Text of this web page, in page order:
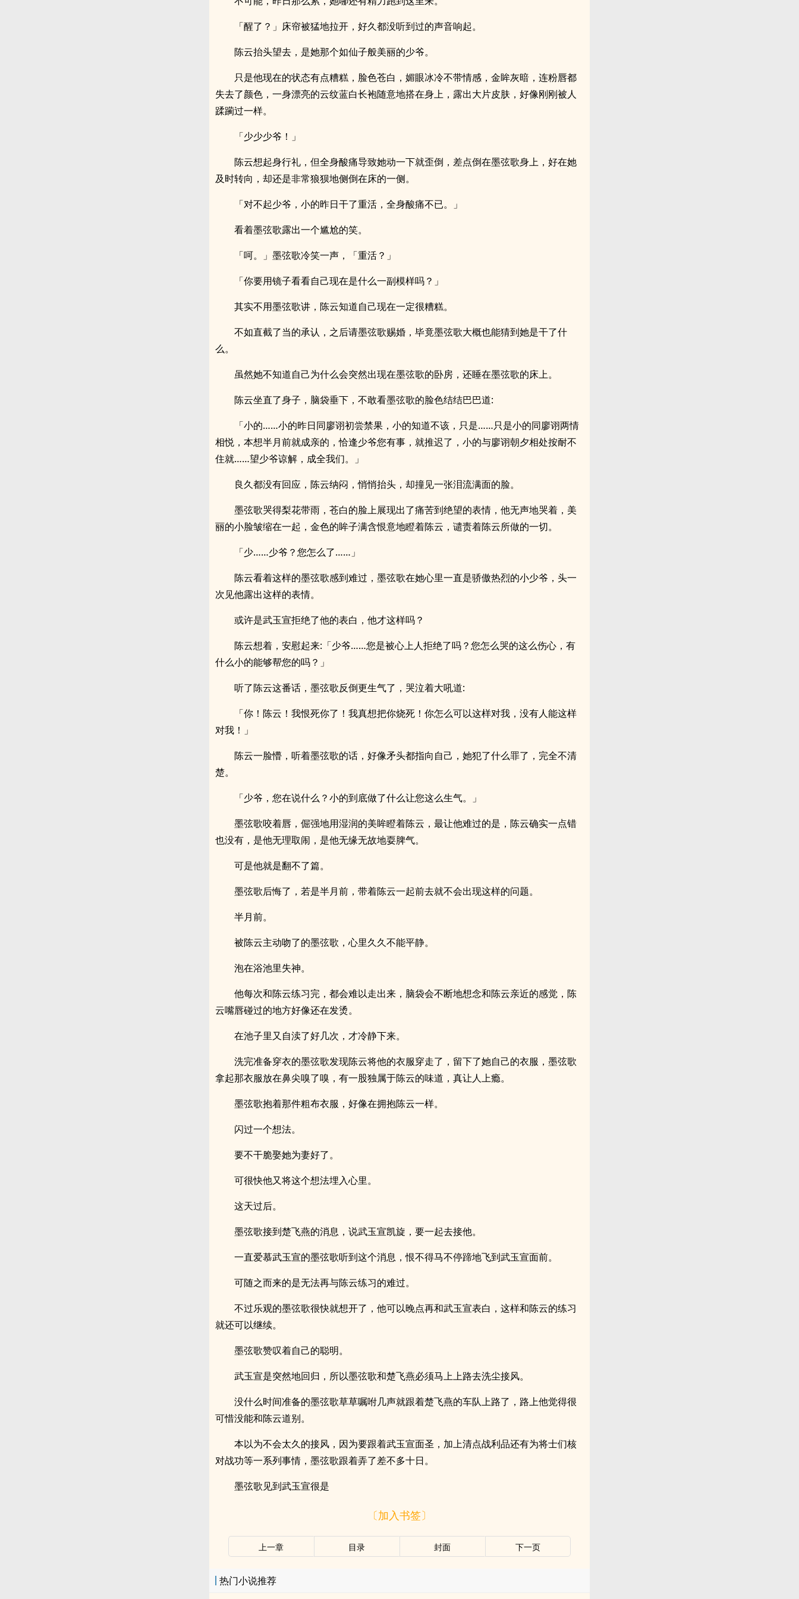
「醒了？」床帘被猛地拉开，好久都没听到过的声音响起。
陈云抬头望去，是她那个如仙子般美丽的少爷。
只是他现在的状态有点糟糕，脸色苍白，媚眼冰冷不带情感，金眸灰暗，连粉唇都
失去了颜色，一身漂亮的云纹蓝白长袍随意地搭在身上，露出大片皮肤，好像刚刚被人
蹂躏过一样。
「少少少爷！」
陈云想起身行礼，但全身酸痛导致她动一下就歪倒，差点倒在墨弦歌身上，好在她
及时转向，却还是非常狼狈地侧倒在床的一侧。
「对不起少爷，小的昨日干了重活，全身酸痛不已。」
看着墨弦歌露出一个尴尬的笑。
「呵。」墨弦歌冷笑一声，「重活？」
「你要用镜子看看自己现在是什么一副模样吗？」
其实不用墨弦歌讲，陈云知道自己现在一定很糟糕。
不如直截了当的承认，之后请墨弦歌赐婚，毕竟墨弦歌大概也能猜到她是干了什
么。
虽然她不知道自己为什么会突然出现在墨弦歌的卧房，还睡在墨弦歌的床上。
陈云坐直了身子，脑袋垂下，不敢看墨弦歌的脸色结结巴巴道:
「小的……小的昨日同廖诩初尝禁果，小的知道不该，只是……只是小的同廖诩两情
相悦，本想半月前就成亲的，恰逢少爷您有事，就推迟了，小的与廖诩朝夕相处按耐不
住就……望少爷谅解，成全我们。」
良久都没有回应，陈云纳闷，悄悄抬头，却撞见一张泪流满面的脸。
墨弦歌哭得梨花带雨，苍白的脸上展现出了痛苦到绝望的表情，他无声地哭着，美
丽的小脸皱缩在一起，金色的眸子满含恨意地瞪着陈云，谴责着陈云所做的一切。
「少……少爷？您怎么了……」
陈云看着这样的墨弦歌感到难过，墨弦歌在她心里一直是骄傲热烈的小少爷，头一
次见他露出这样的表情。
或许是武玉宣拒绝了他的表白，他才这样吗？
陈云想着，安慰起来:「少爷……您是被心上人拒绝了吗？您怎么哭的这么伤心，有
什么小的能够帮您的吗？」
听了陈云这番话，墨弦歌反倒更生气了，哭泣着大吼道:
「你！陈云！我恨死你了！我真想把你烧死！你怎么可以这样对我，没有人能这样
对我！」
陈云一脸懵，听着墨弦歌的话，好像矛头都指向自己，她犯了什么罪了，完全不清
楚。
「少爷，您在说什么？小的到底做了什么让您这么生气。」
墨弦歌咬着唇，倔强地用湿润的美眸瞪着陈云，最让他难过的是，陈云确实一点错
也没有，是他无理取闹，是他无缘无故地耍脾气。
可是他就是翻不了篇。
墨弦歌后悔了，若是半月前，带着陈云一起前去就不会出现这样的问题。
半月前。
被陈云主动吻了的墨弦歌，心里久久不能平静。
泡在浴池里失神。
他每次和陈云练习完，都会难以走出来，脑袋会不断地想念和陈云亲近的感觉，陈
云嘴唇碰过的地方好像还在发烫。
在池子里又自渎了好几次，才冷静下来。
洗完准备穿衣的墨弦歌发现陈云将他的衣服穿走了，留下了她自己的衣服，墨弦歌
拿起那衣服放在鼻尖嗅了嗅，有一股独属于陈云的味道，真让人上瘾。
墨弦歌抱着那件粗布衣服，好像在拥抱陈云一样。
闪过一个想法。
要不干脆娶她为妻好了。
可很快他又将这个想法埋入心里。
这天过后。
墨弦歌接到楚飞燕的消息，说武玉宣凯旋，要一起去接他。
一直爱慕武玉宣的墨弦歌听到这个消息，恨不得马不停蹄地飞到武玉宣面前。
可随之而来的是无法再与陈云练习的难过。
不过乐观的墨弦歌很快就想开了，他可以晚点再和武玉宣表白，这样和陈云的练习
就还可以继续。
墨弦歌赞叹着自己的聪明。
武玉宣是突然地回归，所以墨弦歌和楚飞燕必须马上上路去洗尘接风。
没什么时间准备的墨弦歌草草嘱咐几声就跟着楚飞燕的车队上路了，路上他觉得很
可惜没能和陈云道别。
本以为不会太久的接风，因为要跟着武玉宣面圣，加上清点战利品还有为将士们核
对战功等一系列事情，墨弦歌跟着弄了差不多十日。
墨弦歌见到武玉宣很是
〔加入书签〕
上一章 目录 封面 下一页
热门小说推荐